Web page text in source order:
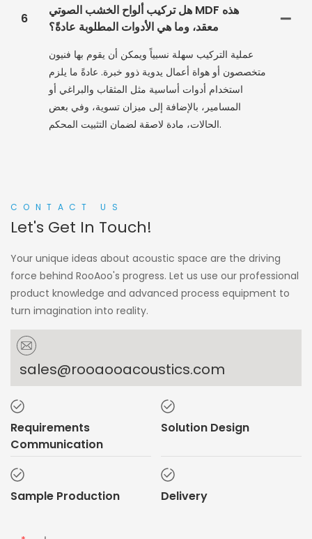
6
هل تركيب ألواح الخشب الصوتي MDF هذه
معقد، وما هي الأدوات المطلوبة عادةً؟
عملية التركيب سهلة نسبياً ويمكن أن يقوم بها فنيون
متخصصون أو هواة أعمال يدوية ذوو خبرة. عادةً ما يلزم
استخدام أدوات أساسية مثل المثقاب والبراغي أو
المسامير، بالإضافة إلى ميزان تسوية، وفي بعض
الحالات، مادة لاصقة لضمان التثبيت المحكم.
CONTACT US
Let's Get In Touch!
Your unique ideas about acoustic space are the driving
force behind RooAoo's progress. Let us use our professional
product knowledge and advanced process equipment to
turn imagination into reality.
sales@rooaooacoustics.com
Requirements
Communication
Solution Design
Sample Production Delivery